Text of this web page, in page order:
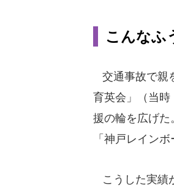
こんなふ
交通事故で親
育英会」（当
援の輪を広げ
「神戸レイン
こうした実績